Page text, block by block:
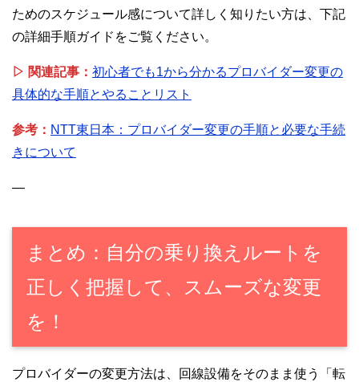
ためのスケジュール感について詳しく知りたい方は、下記
の詳細手順ガイドをご覧ください。
▷ 関連記事： 初心者でも1から分かるプロバイダー変更の
具体的な手順とやることリスト
参考： NTT東日本：プロバイダー変更の手順と必要な手続
きについて
—
まとめ：自分の乗り換えルートを
正しく把握して、スムーズな変更
を！
プロバイダーの変更方法は、回線設備をそのまま使う「転